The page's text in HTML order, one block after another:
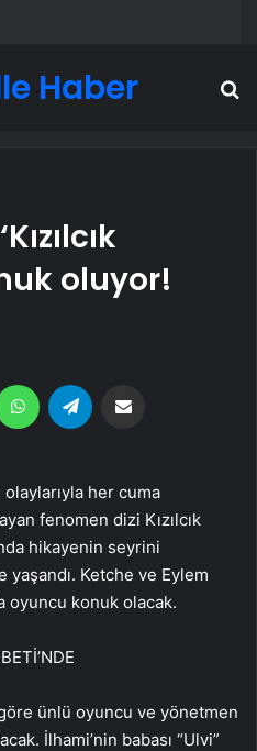
Haber
oluyor!
WhatsApp
her cuma
fenomen dizi Kızılcık
hikayenin seyrini
Ketche ve Eylem
oyuncu konuk olacak.
ünlü oyuncu ve yönetmen
İlhami’nin babası “Ulvi”